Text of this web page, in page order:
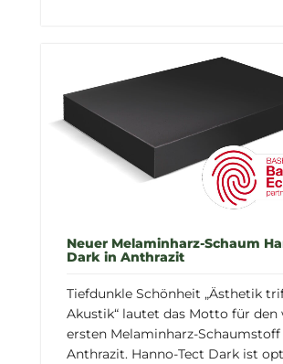
Neuer Melaminharz-Schaum
Dark in Anthrazit
Tiefdunkle Schönheit „Ästhetik
Akustik“ lautet das Motto für den
ersten Melaminharz-Schaumstoff
Anthrazit. Hanno-Tect Dark ist